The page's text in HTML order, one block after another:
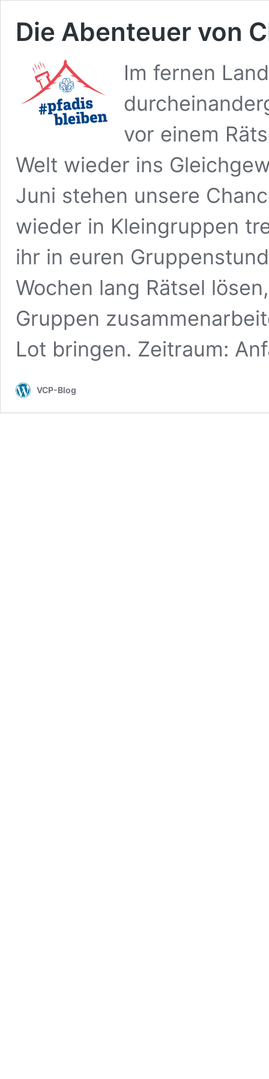
Die Abenteuer von
Im fernen
vor einem
Welt wieder ins
Juni stehen unsere
wieder in Kleingruppen
ihr in euren
Wochen lang Rätsel
Gruppen
Lot bringen. Zeitraum:
VCP-Blog